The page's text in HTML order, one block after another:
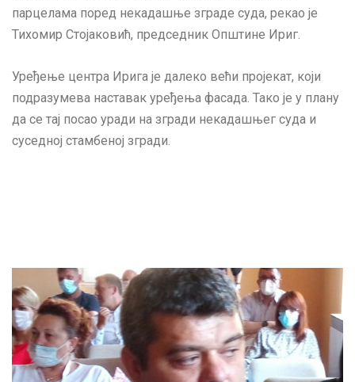
парцелама поред некадашње зграде суда, рекао је
Тихомир Стојаковић, председник Општине Ириг.
Уређење центра Ирига је далеко већи пројекат, који
подразумева наставак уређења фасада. Тако је у плану
да се тај посао уради на згради некадашњег суда и
суседној стамбеној згради.